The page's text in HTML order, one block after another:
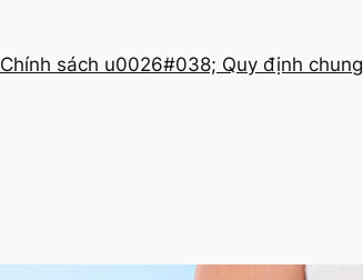
Chính sách u0026#038; Quy định chung